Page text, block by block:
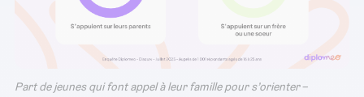
Part de jeunes qui font appel à leur famille pour s’orienter –